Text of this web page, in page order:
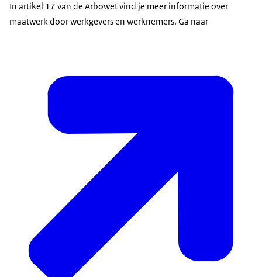
In artikel 17 van de Arbowet vind je meer informatie over
maatwerk door werkgevers en werknemers. Ga naar